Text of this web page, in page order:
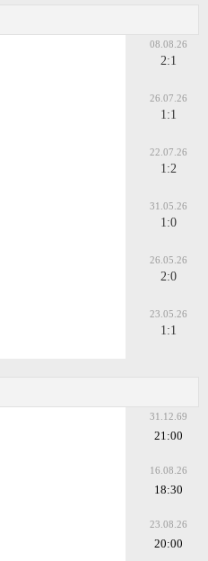
08.08.26
2:1
26.07.26
1:1
22.07.26
1:2
31.05.26
1:0
26.05.26
2:0
23.05.26
1:1
31.12.69
21:00
16.08.26
18:30
23.08.26
20:00